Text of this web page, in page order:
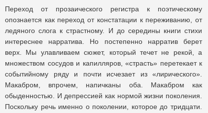
Переход от прозаического регистра к поэтическому
опознается как переход от констатации к переживанию, от
ледяного слога к страстному. И до середины книги стихи
интереснее нарратива. Но постепенно нарратив берет
верх. Мы улавливаем сюжет, который течет не рекой, а
множеством сосудов и капилляров, «страсть» перетекает к
событийному ряду и почти исчезает из «лирического».
Макабром, впрочем, напичканы оба. Макабром как
обыденностью. И депрессией как нормой жизни поколения.
Поскольку речь именно о поколении, которое до тридцати.